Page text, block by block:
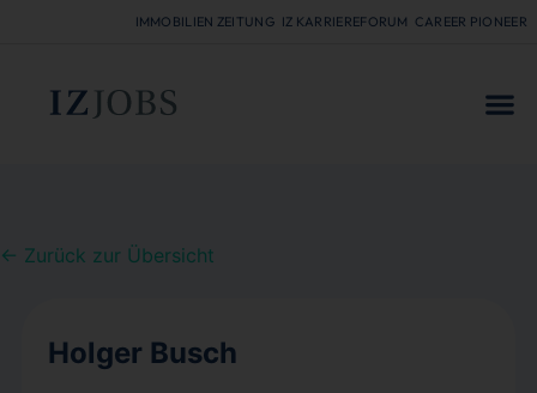
IMMOBILIEN ZEITUNG IZ KARRIEREFORUM CAREER PIONEER
← Zurück zur Übersicht
Holger Busch